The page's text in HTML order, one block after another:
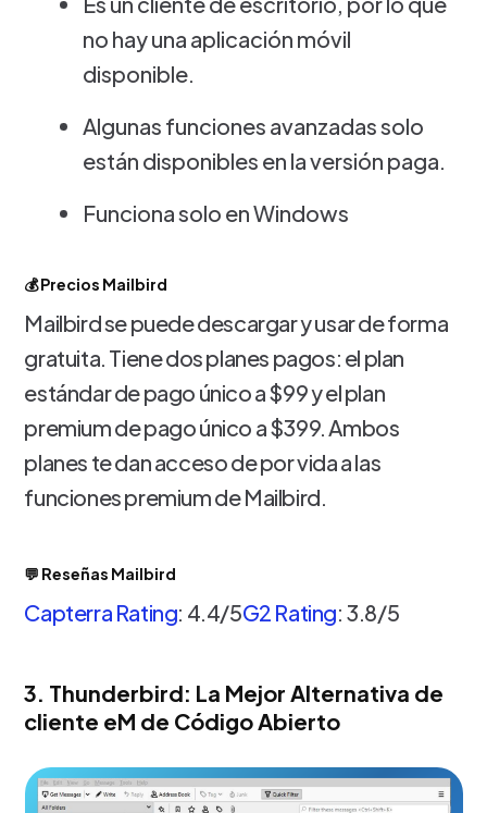
no hay una aplicación móvil
disponible.
Algunas funciones avanzadas solo
están disponibles en la versión paga.
Funciona solo en Windows
💰 Precios Mailbird
Mailbird se puede descargar y usar de forma
gratuita. Tiene dos planes pagos: el plan
estándar de pago único a $99 y el plan
premium de pago único a $399. Ambos
planes te dan acceso de por vida a las
funciones premium de Mailbird.
💬 Reseñas Mailbird
Capterra Rating: 4.4/5G2 Rating: 3.8/5
3. Thunderbird: La Mejor Alternativa de
cliente eM de Código Abierto